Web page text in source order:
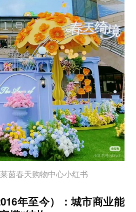
茵春天购物中心小红书
年至今）：城市商业能